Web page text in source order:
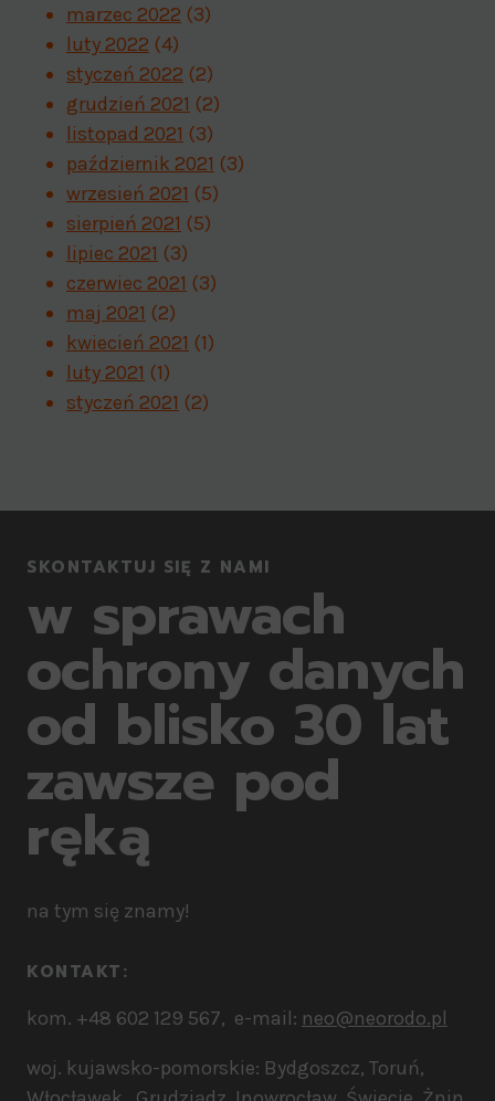
marzec 2022 (3)
luty 2022 (4)
styczeń 2022 (2)
grudzień 2021 (2)
listopad 2021 (3)
październik 2021 (3)
wrzesień 2021 (5)
sierpień 2021 (5)
lipiec 2021 (3)
czerwiec 2021 (3)
maj 2021 (2)
kwiecień 2021 (1)
luty 2021 (1)
styczeń 2021 (2)
SKONTAKTUJ SIĘ Z NAMI
w sprawach
ochrony danych
od blisko 30 lat
zawsze pod
ręką
na tym się znamy!
KONTAKT:​
kom. +48 602 129 567, e-mail: neo@neorodo.pl
woj. kujawsko-pomorskie: Bydgoszcz, Toruń,